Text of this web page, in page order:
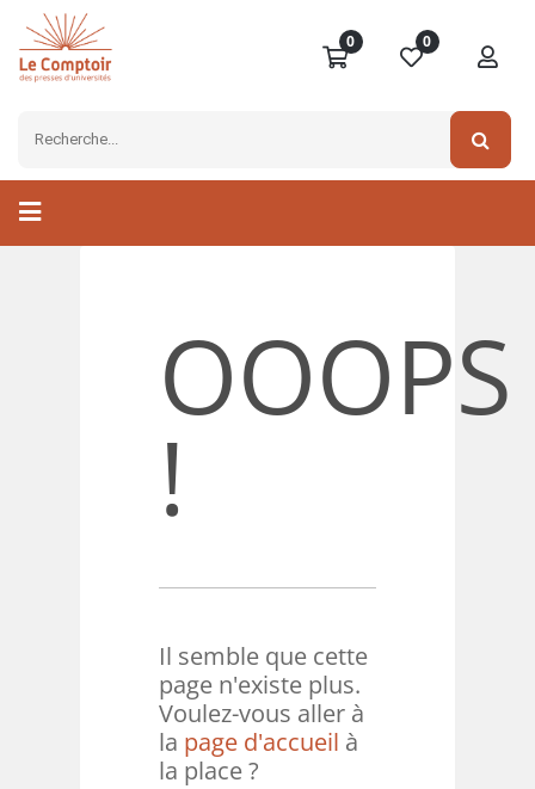
0 0
OOOPS
!
Il semble que cette
page n'existe plus.
Voulez-vous aller à
la page d'accueil à
la place ?